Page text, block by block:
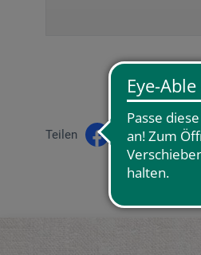
Teilen